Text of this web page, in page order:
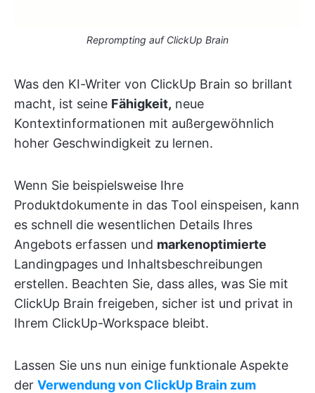
Reprompting auf ClickUp Brain
Was den KI-Writer von ClickUp Brain so brillant
macht, ist seine Fähigkeit, neue
Kontextinformationen mit außergewöhnlich
hoher Geschwindigkeit zu lernen.
Wenn Sie beispielsweise Ihre
Produktdokumente in das Tool einspeisen, kann
es schnell die wesentlichen Details Ihres
Angebots erfassen und markenoptimierte
Landingpages und Inhaltsbeschreibungen
erstellen. Beachten Sie, dass alles, was Sie mit
ClickUp Brain freigeben, sicher ist und privat in
Ihrem ClickUp-Workspace bleibt.
Lassen Sie uns nun einige funktionale Aspekte
der Verwendung von ClickUp Brain zum